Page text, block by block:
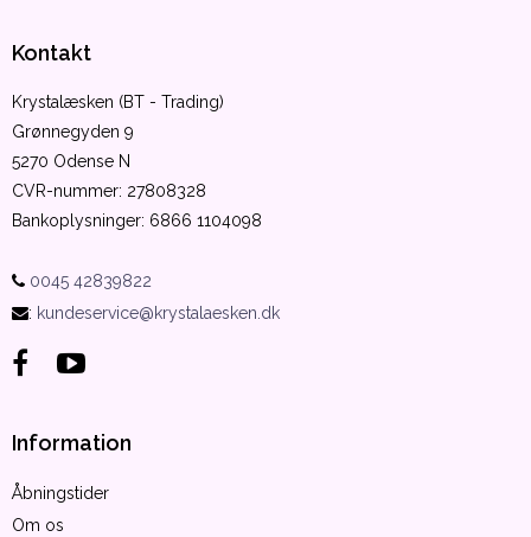
Kontakt
Krystalæsken (BT - Trading)
Grønnegyden 9
5270 Odense N
CVR-nummer: 27808328
Bankoplysninger: 6866 1104098
0045 42839822
: kundeservice@krystalaesken.dk
Information
Åbningstider
Om os